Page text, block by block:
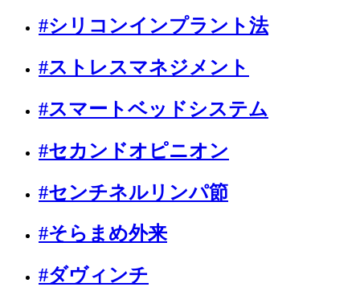
#シリコンインプラント法
#ストレスマネジメント
#スマートベッドシステム
#セカンドオピニオン
#センチネルリンパ節
#そらまめ外来
#ダヴィンチ